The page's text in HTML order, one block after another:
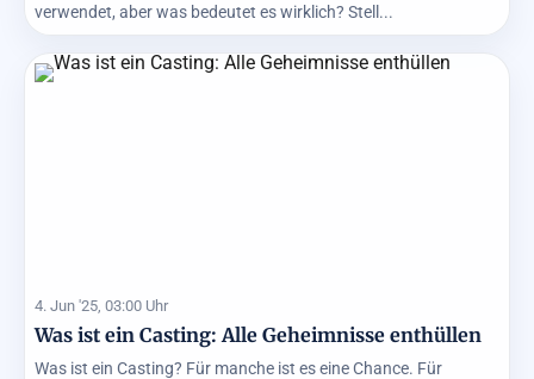
verwendet, aber was bedeutet es wirklich? Stell...
4. Jun '25, 03:00 Uhr
Was ist ein Casting: Alle Geheimnisse enthüllen
Was ist ein Casting? Für manche ist es eine Chance. Für